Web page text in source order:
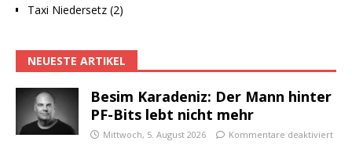
Taxi Niedersetz (2)
NEUESTE ARTIKEL
Besim Karadeniz: Der Mann hinter
PF-Bits lebt nicht mehr
Mittwoch, 5. August 2026 Kommentare deaktiviert